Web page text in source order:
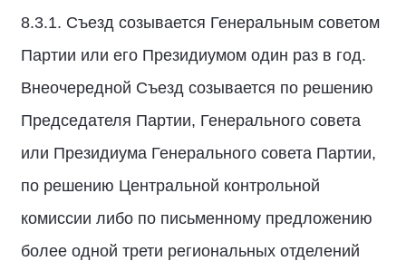
8.3.1. Съезд созывается Генеральным советом
Партии или его Президиумом один раз в год.
Внеочередной Съезд созывается по решению
Председателя Партии, Генерального совета
или Президиума Генерального совета Партии,
по решению Центральной контрольной
комиссии либо по письменному предложению
более одной трети региональных отделений